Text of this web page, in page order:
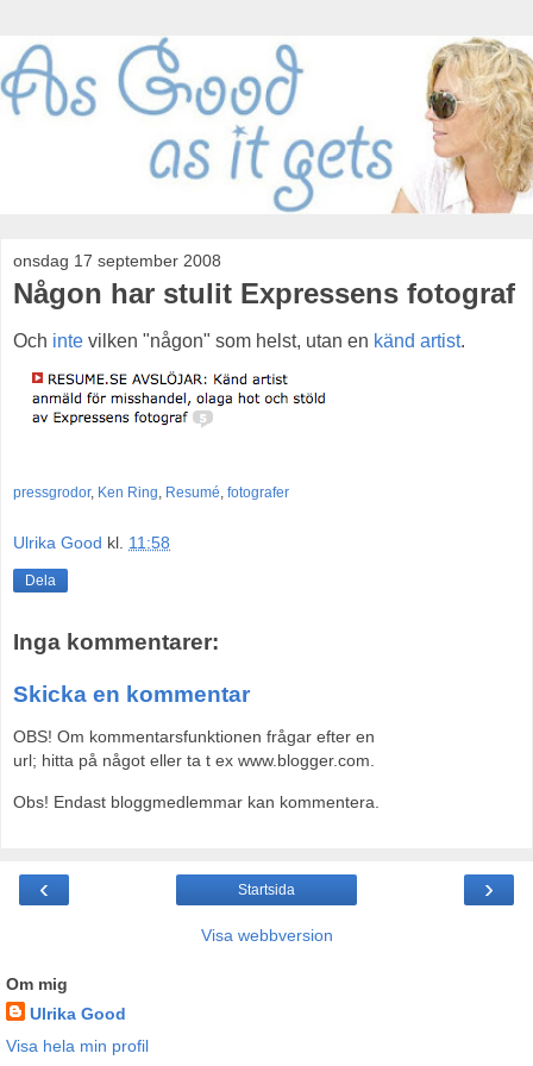
onsdag 17 september 2008
Någon har stulit Expressens fotograf
Och inte vilken "någon" som helst, utan en känd artist.
pressgrodor, Ken Ring, Resumé, fotografer
Ulrika Good kl. 11:58
Dela
Inga kommentarer:
Skicka en kommentar
OBS! Om kommentarsfunktionen frågar efter en
url; hitta på något eller ta t ex www.blogger.com.
Obs! Endast bloggmedlemmar kan kommentera.
‹ ›
Startsida
Visa webbversion
Om mig
Ulrika Good
Visa hela min profil